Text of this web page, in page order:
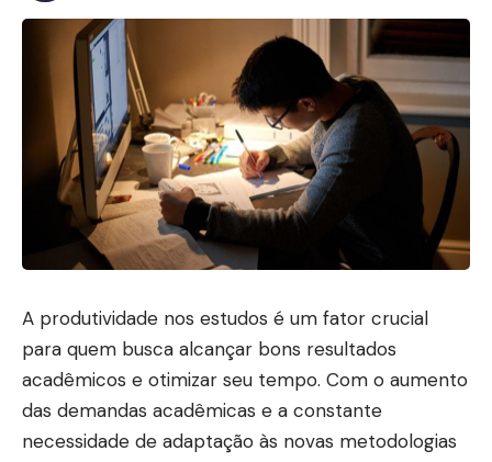
A produtividade nos estudos é um fator crucial
para quem busca alcançar bons resultados
acadêmicos e otimizar seu tempo. Com o aumento
das demandas acadêmicas e a constante
necessidade de adaptação às novas metodologias